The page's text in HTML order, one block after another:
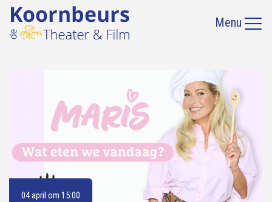
Menu
04 april om 15:00